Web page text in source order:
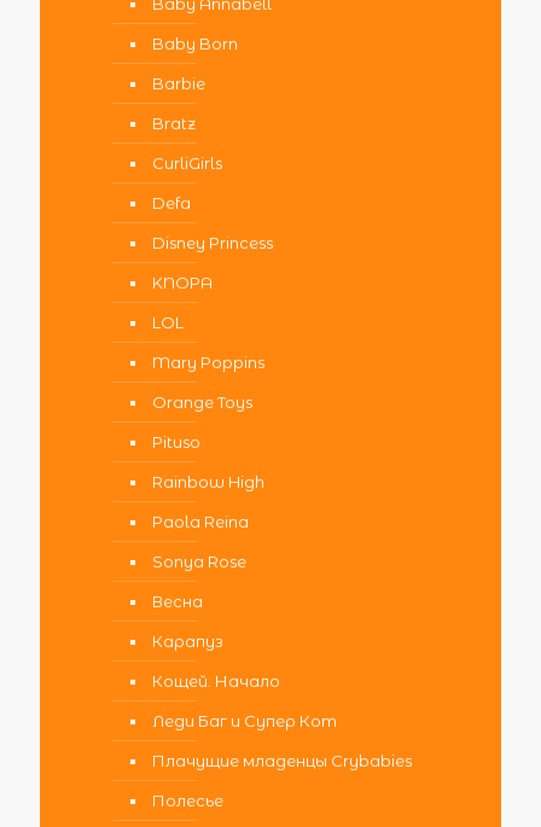
Baby Born
Barbie
Bratz
CurliGirls
Defa
Disney Princess
KNOPA
LOL
Mary Poppins
Orange Toys
Pituso
Rainbow High
Paola Reina
Sonya Rose
Весна
Карапуз
Кощей. Начало
Леди Баг и Супер Кот
Плачущие младенцы Crybabies
Полесье